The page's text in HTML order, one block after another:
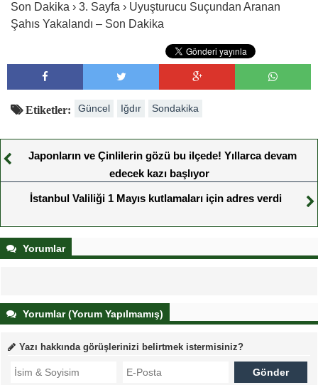
Son Dakika › 3. Sayfa › Uyuşturucu Suçundan Aranan
Şahıs Yakalandı – Son Dakika
Etiketler: Güncel Iğdır Sondakika
Japonların ve Çinlilerin gözü bu ilçede! Yıllarca devam
edecek kazı başlıyor
İstanbul Valiliği 1 Mayıs kutlamaları için adres verdi
Yorumlar
Yorumlar (Yorum Yapılmamış)
Yazı hakkında görüşlerinizi belirtmek istermisiniz?